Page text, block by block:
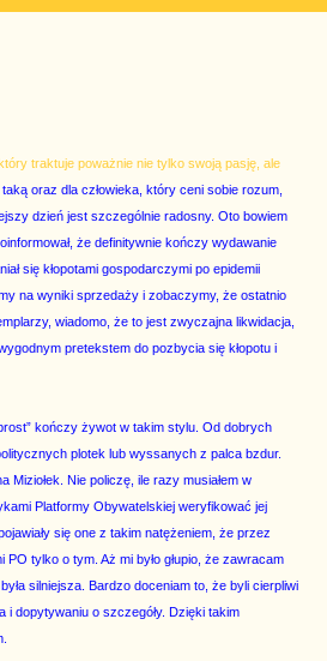
traktuje poważnie nie tylko swoją pasję, ale
oraz dla człowieka, który ceni sobie rozum,
dzień jest szczególnie radosny. Oto bowiem
że definitywnie kończy wydawanie
się kłopotami gospodarczymi po epidemii
na wyniki sprzedaży i zobaczymy, że ostatnio
wiadomo, że to jest zwyczajna likwidacja,
pretekstem do pozbycia się kłopotu i
kończy żywot w takim stylu. Od dobrych
plotek lub wyssanych z palca bzdur.
Miziołek. Nie policzę, ile razy musiałem w
Platformy Obywatelskiej weryfikować jej
się one z takim natężeniem, że przez
PO tylko o tym. Aż mi było głupio, że zawracam
silniejsza. Bardzo doceniam to, że byli cierpliwi
i dopytywaniu o szczegóły. Dzięki takim